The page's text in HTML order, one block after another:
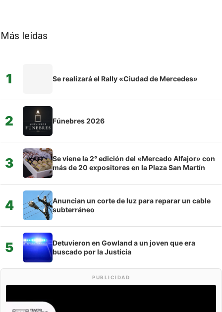
Más leídas
1 Se realizará el Rally «Ciudad de Mercedes»
2 Fúnebres 2026
3
Se viene la 2° edición del «Mercado Alfajor» con
más de 20 expositores en la Plaza San Martín
4
Anuncian un corte de luz para reparar un cable
subterráneo
5
Detuvieron en Gowland a un joven que era
buscado por la Justicia
PUBLICIDAD